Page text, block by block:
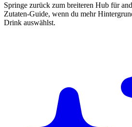
Springe zurück zum breiteren Hub für
Zutaten-Guide, wenn du mehr
Drink auswählst.